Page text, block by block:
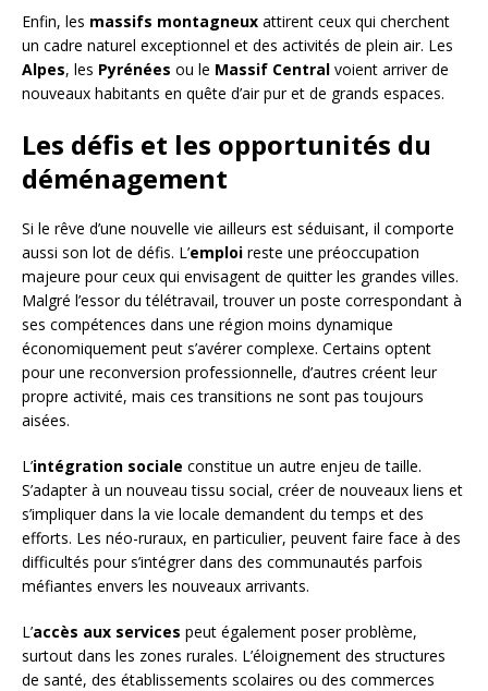
Enfin, les massifs montagneux attirent ceux qui cherchent
un cadre naturel exceptionnel et des activités de plein air. Les
Alpes, les Pyrénées ou le Massif Central voient arriver de
nouveaux habitants en quête d’air pur et de grands espaces.
Les défis et les opportunités du
déménagement
Si le rêve d’une nouvelle vie ailleurs est séduisant, il comporte
aussi son lot de défis. L’emploi reste une préoccupation
majeure pour ceux qui envisagent de quitter les grandes villes.
Malgré l’essor du télétravail, trouver un poste correspondant à
ses compétences dans une région moins dynamique
économiquement peut s’avérer complexe. Certains optent
pour une reconversion professionnelle, d’autres créent leur
propre activité, mais ces transitions ne sont pas toujours
aisées.
L’intégration sociale constitue un autre enjeu de taille.
S’adapter à un nouveau tissu social, créer de nouveaux liens et
s’impliquer dans la vie locale demandent du temps et des
efforts. Les néo-ruraux, en particulier, peuvent faire face à des
difficultés pour s’intégrer dans des communautés parfois
méfiantes envers les nouveaux arrivants.
L’accès aux services peut également poser problème,
surtout dans les zones rurales. L’éloignement des structures
de santé, des établissements scolaires ou des commerces